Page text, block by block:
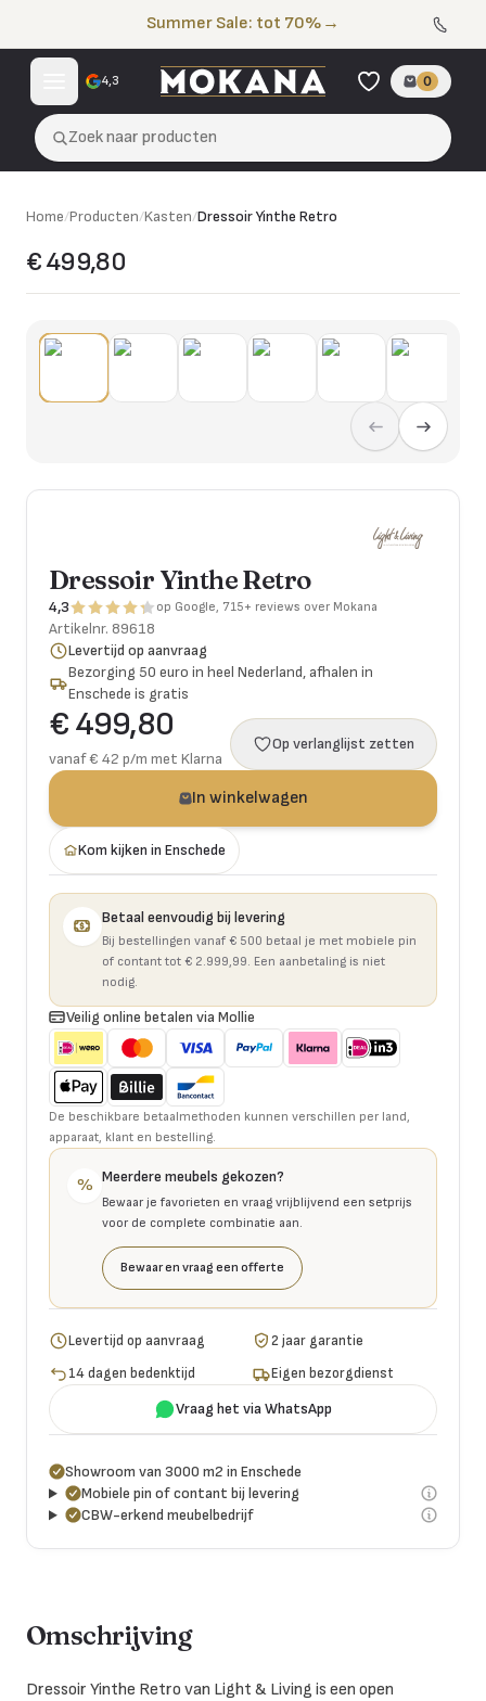
Summer Sale: tot 70% →
4,3 0
Zoek naar producten
Home/Producten/Kasten/Dressoir Yinthe Retro
€ 499,80
Dressoir Yinthe Retro
4,3 op Google, 715+ reviews over Mokana
Artikelnr. 89618
Levertijd op aanvraag
Bezorging 50 euro in heel Nederland, afhalen in
Enschede is gratis
€ 499,80
vanaf € 42 p/m met Klarna
Op verlanglijst zetten
In winkelwagen
Kom kijken in Enschede
Betaal eenvoudig bij levering
Bij bestellingen vanaf € 500 betaal je met mobiele pin
of contant tot € 2.999,99. Een aanbetaling is niet
nodig.
Veilig online betalen via Mollie
De beschikbare betaalmethoden kunnen verschillen per land,
apparaat, klant en bestelling.
% Meerdere meubels gekozen?
Bewaar je favorieten en vraag vrijblijvend een setprijs
voor de complete combinatie aan.
Bewaar en vraag een offerte
Levertijd op aanvraag
2 jaar garantie
14 dagen bedenktijd
Eigen bezorgdienst
Vraag het via WhatsApp
Showroom van 3000 m2 in Enschede
Mobiele pin of contant bij levering
CBW-erkend meubelbedrijf
Omschrijving
Dressoir Yinthe Retro van Light & Living is een open